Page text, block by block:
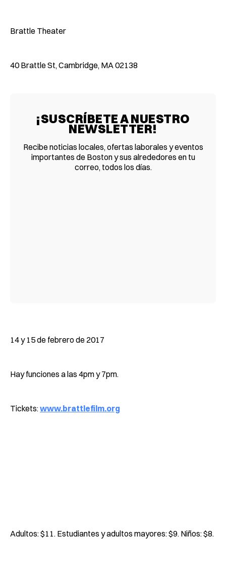
Brattle Theater
40 Brattle St, Cambridge, MA 02138
¡SUSCRÍBETE A NUESTRO
NEWSLETTER!
Recibe noticias locales, ofertas laborales y eventos
importantes de Boston y sus alrededores en tu
correo, todos los días.
14 y 15 de febrero de 2017
Hay funciones a las 4pm y 7pm.
Tickets:www.brattlefilm.org
Adultos: $11. Estudiantes y adultos mayores: $9. Niños: $8.